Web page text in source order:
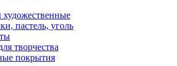
пастель, уголь
творчества
покрытия